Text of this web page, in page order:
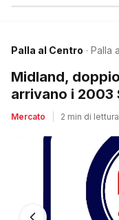
Palla al Centro · Palla
Midland,
arrivano i 2003
Mercato 2 min di lettura